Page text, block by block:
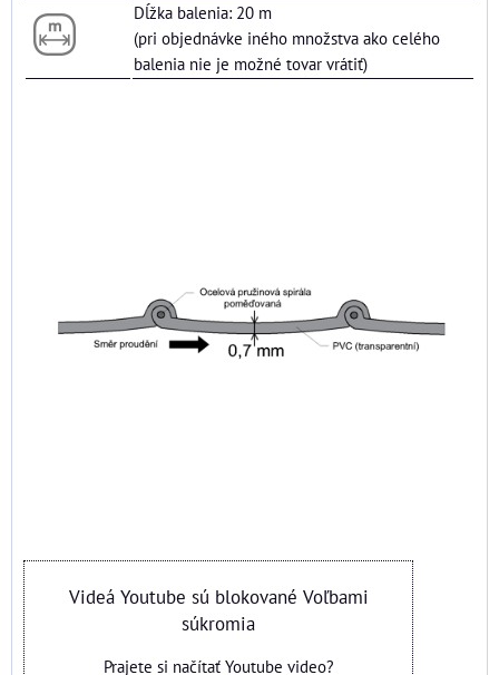
Dĺžka balenia: 20 m
(pri objednávke iného množstva ako celého
balenia nie je možné tovar vrátiť)
Videá Youtube sú blokované Voľbami
súkromia
Prajete si načítať Youtube video?